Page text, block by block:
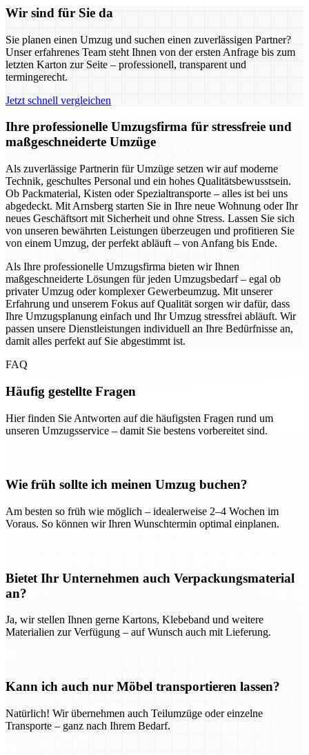
Wir sind für Sie da
Sie planen einen Umzug und suchen einen zuverlässigen Partner?
Unser erfahrenes Team steht Ihnen von der ersten Anfrage bis zum
letzten Karton zur Seite – professionell, transparent und
termingerecht.
Jetzt schnell vergleichen
Ihre professionelle Umzugsfirma für stressfreie und
maßgeschneiderte Umzüge
Als zuverlässige Partnerin für Umzüge setzen wir auf moderne
Technik, geschultes Personal und ein hohes Qualitätsbewusstsein.
Ob Packmaterial, Kisten oder Spezialtransporte – alles ist bei uns
abgedeckt. Mit Arnsberg starten Sie in Ihre neue Wohnung oder Ihr
neues Geschäftsort mit Sicherheit und ohne Stress. Lassen Sie sich
von unseren bewährten Leistungen überzeugen und profitieren Sie
von einem Umzug, der perfekt abläuft – von Anfang bis Ende.
Als Ihre professionelle Umzugsfirma bieten wir Ihnen
maßgeschneiderte Lösungen für jeden Umzugsbedarf – egal ob
privater Umzug oder komplexer Gewerbeumzug. Mit unserer
Erfahrung und unserem Fokus auf Qualität sorgen wir dafür, dass
Ihre Umzugsplanung einfach und Ihr Umzug stressfrei abläuft. Wir
passen unsere Dienstleistungen individuell an Ihre Bedürfnisse an,
damit alles perfekt auf Sie abgestimmt ist.
FAQ
Häufig gestellte Fragen
Hier finden Sie Antworten auf die häufigsten Fragen rund um
unseren Umzugsservice – damit Sie bestens vorbereitet sind.
Wie früh sollte ich meinen Umzug buchen?
Am besten so früh wie möglich – idealerweise 2–4 Wochen im
Voraus. So können wir Ihren Wunschtermin optimal einplanen.
Bietet Ihr Unternehmen auch Verpackungsmaterial
an?
Ja, wir stellen Ihnen gerne Kartons, Klebeband und weitere
Materialien zur Verfügung – auf Wunsch auch mit Lieferung.
Kann ich auch nur Möbel transportieren lassen?
Natürlich! Wir übernehmen auch Teilumzüge oder einzelne
Transporte – ganz nach Ihrem Bedarf.